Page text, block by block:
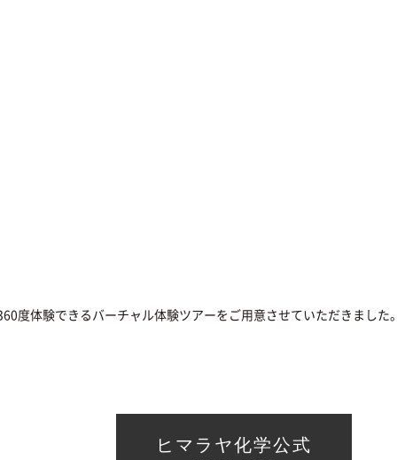
度体験できるバーチャル体験ツアーをご用意させていただきました。
ヒマラヤ化学公式